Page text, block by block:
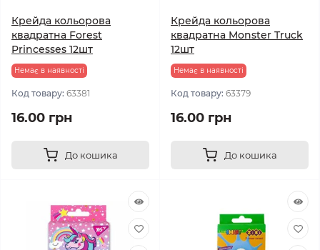
Крейда кольорова
квадратна Forest
Princesses 12шт
Немає в наявності
Код товару: 63381
16.00 грн
До кошика
Крейда кольорова
квадратна Monster Truck
12шт
Немає в наявності
Код товару: 63379
16.00 грн
До кошика